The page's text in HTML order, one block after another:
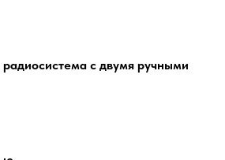
с двумя ручными